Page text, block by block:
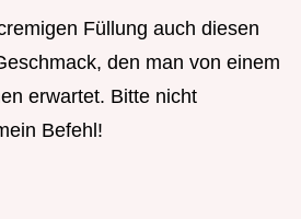
Füllung auch diesen
den man von einem
erwartet. Bitte nicht
Befehl!